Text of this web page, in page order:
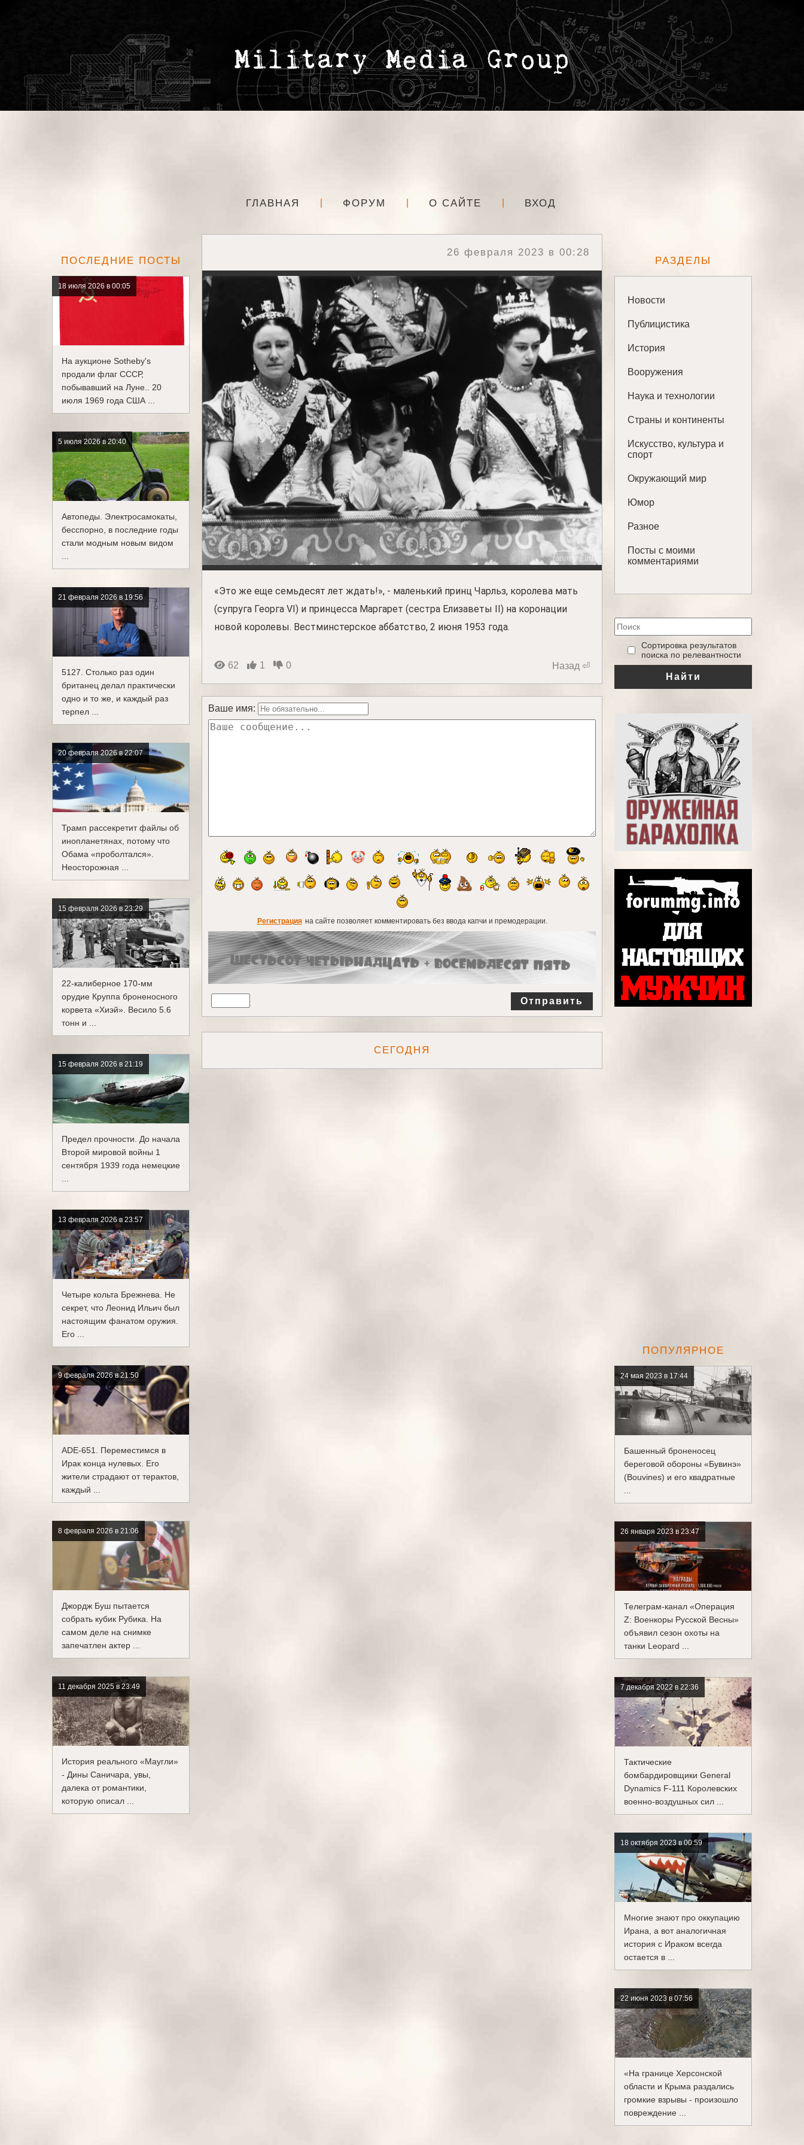
ГЛАВНАЯ ФОРУМ О САЙТЕ ВХОД
ПОСЛЕДНИЕ ПОСТЫ
18 июля 2026 в 00:05
На аукционе Sotheby's
продали флаг СССР,
побывавший на Луне.. 20
июля 1969 года США ...
5 июля 2026 в 20:40
Автопеды. Электросамокаты,
бесспорно, в последние годы
стали модным новым видом
21 февраля 2026 в 19:56
5127. Столько раз один
британец делал практически
одно и то же, и каждый раз
терпел ...
20 февраля 2026 в 22:07
Трамп рассекретит файлы об
инопланетянах, потому что
Обама «проболтался».
Неосторожная ...
15 февраля 2026 в 23:29
22-калиберное 170-мм
орудие Круппа броненосного
корвета «Хиэй». Весило 5.6
тонн и ...
15 февраля 2026 в 21:19
Предел прочности. До начала
Второй мировой войны 1
сентября 1939 года немецкие
13 февраля 2026 в 23:57
Четыре кольта Брежнева. Не
секрет, что Леонид Ильич был
настоящим фанатом оружия.
Его ...
9 февраля 2026 в 21:50
ADE-651. Переместимся в
Ирак конца нулевых. Его
жители страдают от терактов,
каждый ...
8 февраля 2026 в 21:06
Джордж Буш пытается
собрать кубик Рубика. На
самом деле на снимке
запечатлен актер ...
11 декабря 2025 в 23:49
История реального «Маугли»
- Дины Саничара, увы,
далека от романтики,
которую описал ...
26 февраля 2023 в 00:28
«Это же еще семьдесят лет ждать!», - маленький принц Чарльз, королева мать
(супруга Георга VI) и принцесса Маргарет (сестра Елизаветы II) на коронации
новой королевы. Вестминстерское аббатство, 2 июня 1953 года.
62 1 0 Назад ⏎
Ваше имя:
Регистрация на сайте позволяет комментировать без ввода капчи и премодерации.
Отправить
СЕГОДНЯ
РАЗДЕЛЫ
Новости
Публицистика
История
Вооружения
Наука и технологии
Страны и континенты
Искусство, культура и
спорт
Окружающий мир
Юмор
Разное
Посты с моими
комментариями
‎Сортировка результатов
поиска по релевантности
Найти
ПОПУЛЯРНОЕ
24 мая 2023 в 17:44
Башенный броненосец
береговой обороны «Бувинэ»
(Bouvines) и его квадратные
26 января 2023 в 23:47
Телеграм-канал «Операция
Z: Военкоры Русской Весны»
объявил сезон охоты на
танки Leopard ...
7 декабря 2022 в 22:36
Тактические
бомбардировщики General
Dynamics F-111 Королевских
военно-воздушных сил ...
18 октября 2023 в 00:59
Многие знают про оккупацию
Ирана, а вот аналогичная
история с Ираком всегда
остается в ...
22 июня 2023 в 07:56
«На границе Херсонской
области и Крыма раздались
громкие взрывы - произошло
повреждение ...